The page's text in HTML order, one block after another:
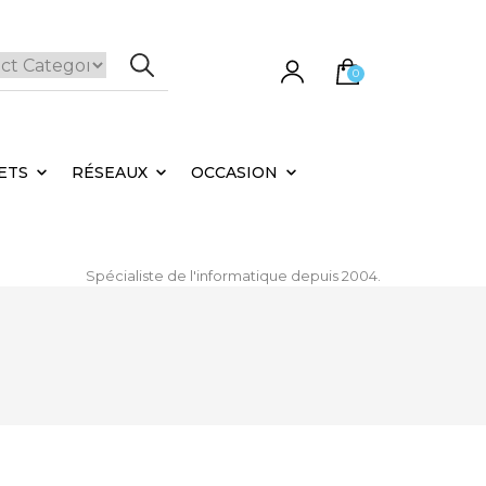
0
RÉSEAUX OCCASION
Spécialiste de l'informatique depuis 2004.